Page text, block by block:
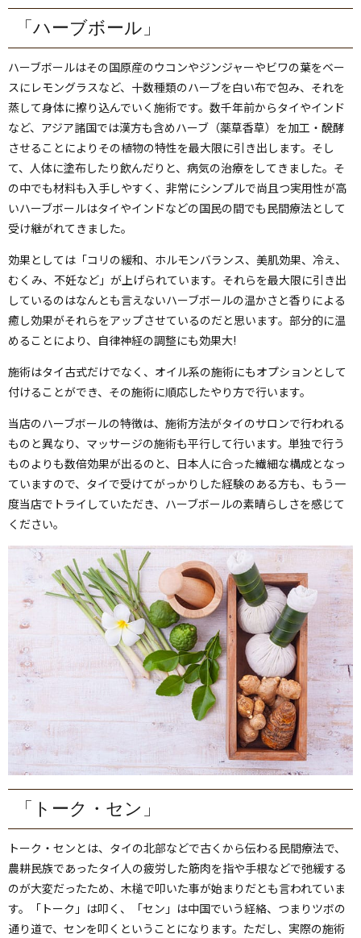
「ハーブボール」
ハーブボールはその国原産のウコンやジンジャーやビワの葉をベー
スにレモングラスなど、十数種類のハーブを白い布で包み、それを
蒸して身体に擦り込んでいく施術です。数千年前からタイやインド
など、アジア諸国では漢方も含めハーブ（薬草香草）を加工・醗酵
させることによりその植物の特性を最大限に引き出します。そし
て、人体に塗布したり飲んだりと、病気の治療をしてきました。そ
の中でも材料も入手しやすく、非常にシンプルで尚且つ実用性が高
いハーブボールはタイやインドなどの国民の間でも民間療法として
受け継がれてきました。
効果としては「コリの緩和、ホルモンバランス、美肌効果、冷え、
むくみ、不妊など」が上げられています。それらを最大限に引き出
しているのはなんとも言えないハーブボールの温かさと香りによる
癒し効果がそれらをアップさせているのだと思います。部分的に温
めることにより、自律神経の調整にも効果大!
施術はタイ古式だけでなく、オイル系の施術にもオプションとして
付けることができ、その施術に順応したやり方で行います。
当店のハーブボールの特徴は、施術方法がタイのサロンで行われる
ものと異なり、マッサージの施術も平行して行います。単独で行う
ものよりも数倍効果が出るのと、日本人に合った繊細な構成となっ
ていますので、タイで受けてがっかりした経験のある方も、もう一
度当店でトライしていただき、ハーブボールの素晴らしさを感じて
ください。
「トーク・セン」
トーク・センとは、タイの北部などで古くから伝わる民間療法で、
農耕民族であったタイ人の疲労した筋肉を指や手根などで弛緩する
のが大変だったため、木槌で叩いた事が始まりだとも言われていま
す。「トーク」は叩く、「セン」は中国でいう経絡、つまりツボの
通り道で、センを叩くということになります。ただし、実際の施術